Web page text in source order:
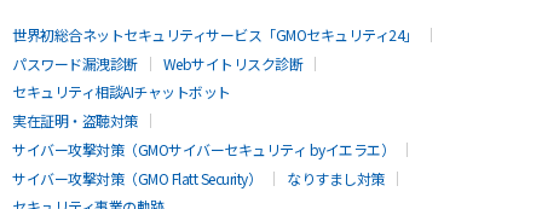
世界初総合ネットセキュリティサービス「GMOセキュリティ24」
パスワード漏洩診断
Webサイトリスク診断
セキュリティ相談AIチャットボット
実在証明・盗聴対策
サイバー攻撃対策（GMOサイバーセキュリティ byイエラエ）
サイバー攻撃対策（GMO Flatt Security）
なりすまし対策